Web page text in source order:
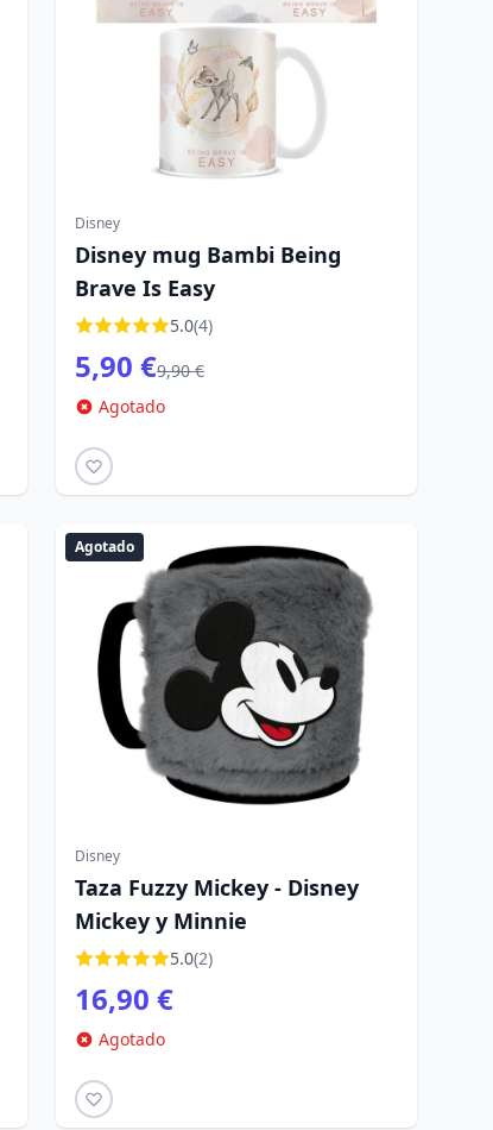
Disney
Disney mug Bambi Being
Brave Is Easy
5.0(4)
5,90 €9,90 €
Agotado
Agotado
Disney
Taza Fuzzy Mickey - Disney
Mickey y Minnie
5.0(2)
16,90 €
Agotado